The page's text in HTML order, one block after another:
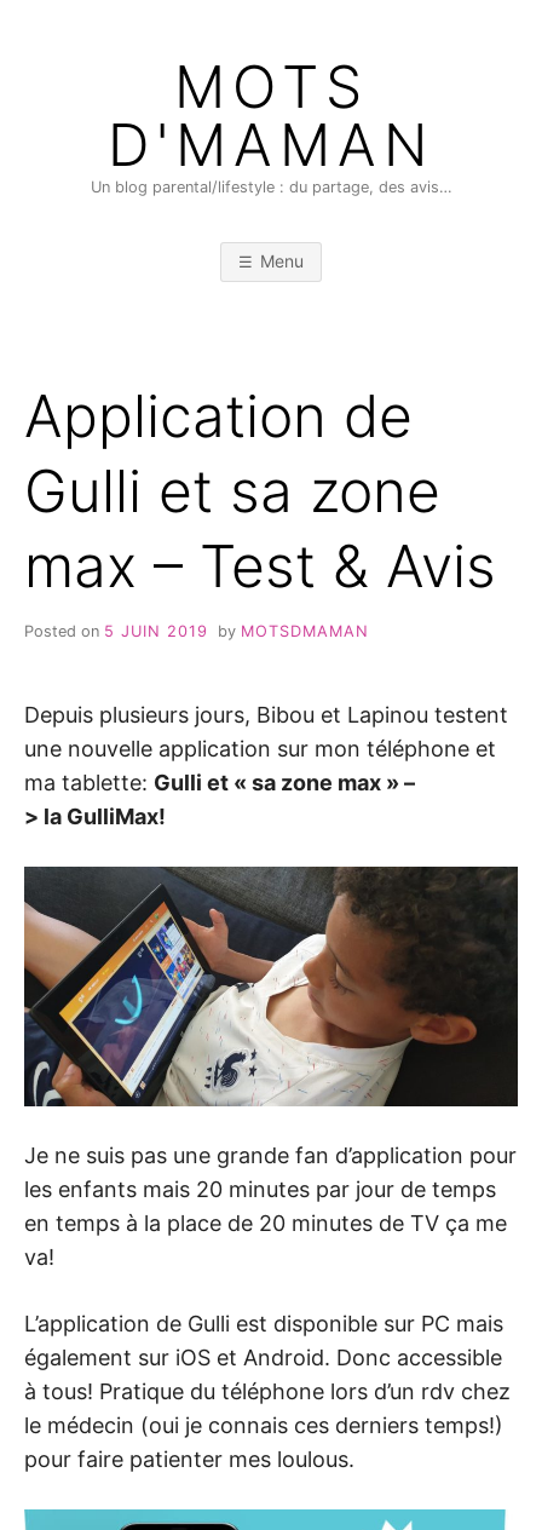
MOTS
D'MAMAN
Un blog parental/lifestyle : du partage, des avis…
Menu
Application de
Gulli et sa zone
max – Test & Avis
Posted on 5 JUIN 2019 by MOTSDMAMAN
Depuis plusieurs jours, Bibou et Lapinou testent
une nouvelle application sur mon téléphone et
ma tablette: Gulli et « sa zone max » –
> la GulliMax!
Je ne suis pas une grande fan d’application pour
les enfants mais 20 minutes par jour de temps
en temps à la place de 20 minutes de TV ça me
va!
L’application de Gulli est disponible sur PC mais
également sur iOS et Android. Donc accessible
à tous! Pratique du téléphone lors d’un rdv chez
le médecin (oui je connais ces derniers temps!)
pour faire patienter mes loulous.